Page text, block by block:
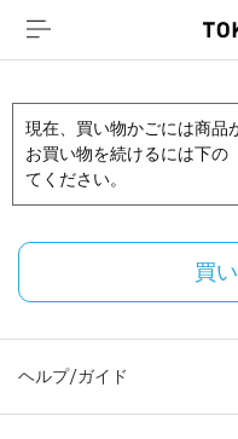
現在、買い物かごには商品
お買い物を続けるには下の
てください。
買
ヘルプ/ガイド